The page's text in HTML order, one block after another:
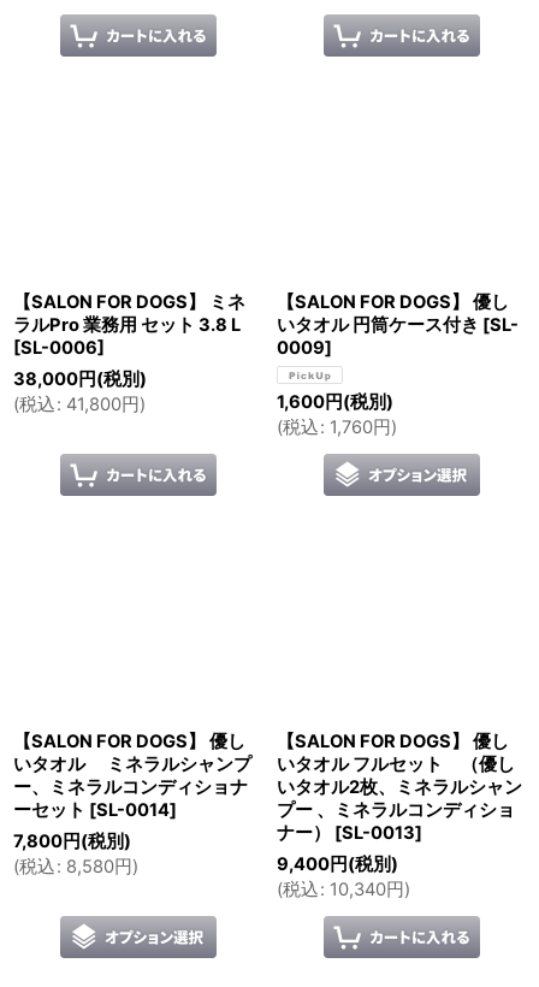
【SALON FOR DOGS】 ミネ
ラルPro 業務用 セット 3.8 L
[SL-0006]
38,000円(税別)
(税込: 41,800円)
【SALON FOR DOGS】 優し
いタオル 円筒ケース付き [SL-
0009]
1,600円(税別)
(税込: 1,760円)
【SALON FOR DOGS】 優し
いタオル ミネラルシャンプ
ー、ミネラルコンディショナ
ーセット [SL-0014]
7,800円(税別)
(税込: 8,580円)
【SALON FOR DOGS】 優し
いタオル フルセット （優し
いタオル2枚、ミネラルシャン
プー 、ミネラルコンディショ
ナー）
[SL-0013]
9,400円(税別)
(税込: 10,340円)